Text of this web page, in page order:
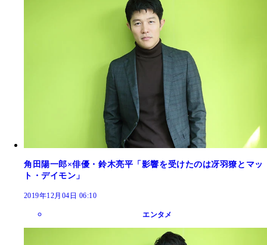
角田陽一郎×俳優・鈴木亮平「影響を受けたのは冴羽獠とマッ
ト・デイモン」
2019年12月04日 06:10
エンタメ